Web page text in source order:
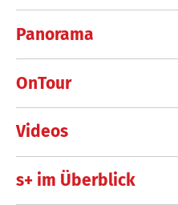
Panorama
OnTour
Videos
s+ im Überblick